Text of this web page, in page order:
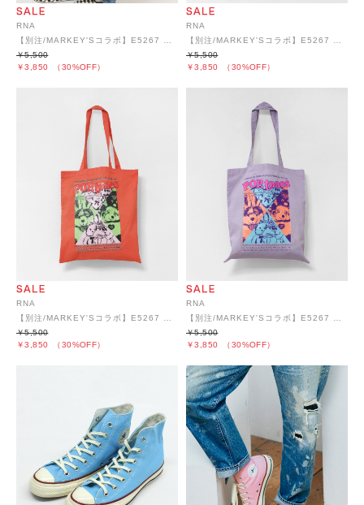
RNA
￥3,850 （30%OFF）
￥5,500
RNA
￥3,850 （30%OFF）
￥5,500
RNA
【別注/MARKEY'Sコラボ】E5267 ポップトーンズプリントトートBAG
￥3,850 （30%OFF）
￥5,500
RNA
【別注/MARKEY'Sコラボ】E5267 ポップトーンズプリントトートBAG
￥3,850 （30%OFF）
￥5,500